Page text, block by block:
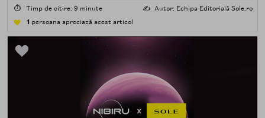
care îți place, de fapt, să descoperi produse — testând,
atingând, comparând, întrebând.
⏱️ Timp de citire: 9 minute ✍️ Autor: Echipa Editorială Sole.ro
1 persoana apreciază acest articol